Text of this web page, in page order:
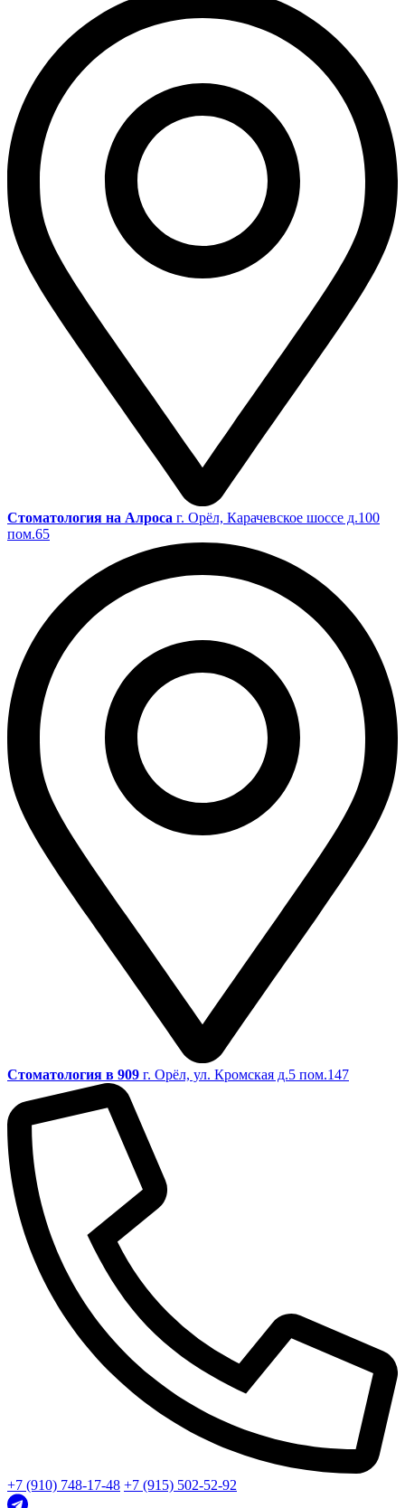
Cтоматология на Алроса г. Орёл, Карачевское шоссе д.100
пом.65
Стоматология в 909 г. Орёл, ул. Кромская д.5 пом.147
+7 (910) 748-17-48 +7 (915) 502-52-92